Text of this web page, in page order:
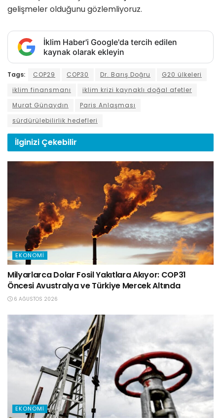
gelişmeler olduğunu gözlemliyoruz.
İklim Haber'i Google'da tercih edilen
kaynak olarak ekleyin
Tags: COP29 COP30 Dr. Barış Doğru
G20 ülkeleri
iklim finansmanı
iklim krizi kaynaklı doğal afetler
Murat Günaydın
Paris Anlaşması
sürdürülebilirlik hedefleri
İlginizi Çekebilir
EKONOMI
Milyarlarca Dolar Fosil Yakıtlara Akıyor: COP31
Öncesi Avustralya ve Türkiye Mercek Altında
6 AĞUSTOS 2026
EKONOMI